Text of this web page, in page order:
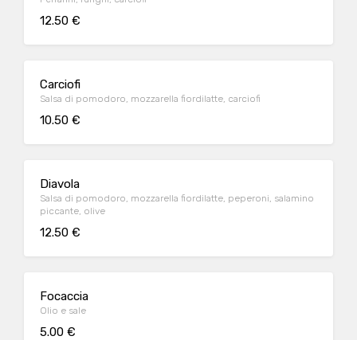
12.50 €
Carciofi
Salsa di pomodoro, mozzarella fiordilatte, carciofi
10.50 €
Diavola
Salsa di pomodoro, mozzarella fiordilatte, peperoni, salamino
piccante, olive
12.50 €
Focaccia
Olio e sale
5.00 €